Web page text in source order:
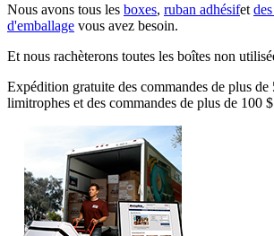
Nous avons tous les boxes, ruban adhésifet
d'emballage vous avez besoin.
Et nous rachèterons toutes les boîtes non
Expédition gratuite des commandes de plus de
limitrophes et des commandes de plus de 100